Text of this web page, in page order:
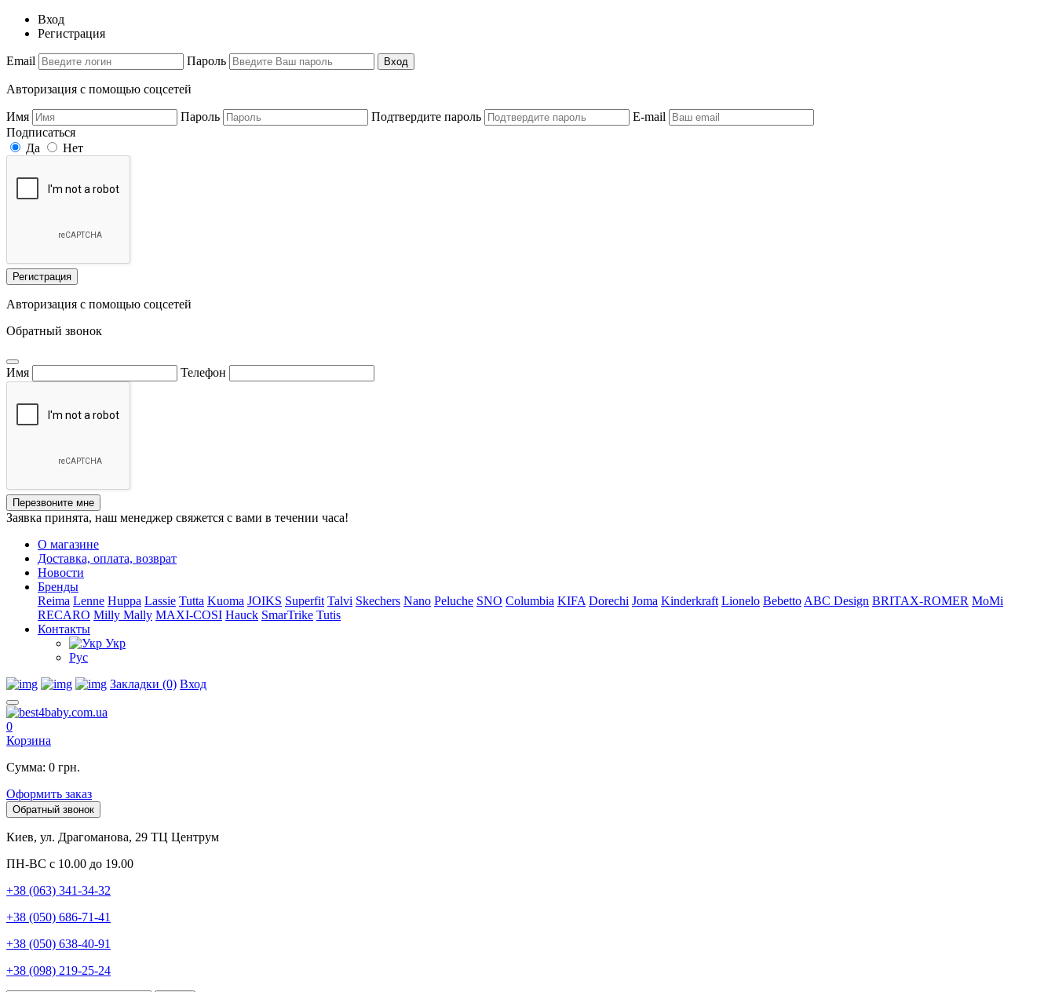
Вход
Регистрация
Email Пароль Вход
Авторизация с помощью соцсетей
Имя Пароль Подтвердите пароль
E-mail
Подписаться
Да
Нет
Регистрация
Авторизация с помощью соцсетей
Обратный звонок
Имя Телефон
Перезвоните мне
Заявка принята, наш менеджер свяжется с вами в течении часа!
О магазине
Доставка, оплата, возврат
Новости
Бренды
Reima Lenne Huppa Lassie Tutta Kuoma JOIKS Superfit Talvi Skechers Nano Peluche SNO Columbia KIFA Dorechi Joma Kinderkraft Lionelo Bebetto ABC Design BRITAX-ROMER MoMi
RECARO Milly Mally MAXI-COSI Hauck SmarTrike Tutis
Контакты
Укр
Рус
Закладки (0) Вход
0
Корзина
Сумма: 0 грн.
Оформить заказ
Обратный звонок
Киев, ул. Драгоманова, 29 ТЦ Центрум
ПН-ВС с 10.00 до 19.00
+38 (063) 341-34-32
+38 (050) 686-71-41
+38 (050) 638-40-91
+38 (098) 219-25-24